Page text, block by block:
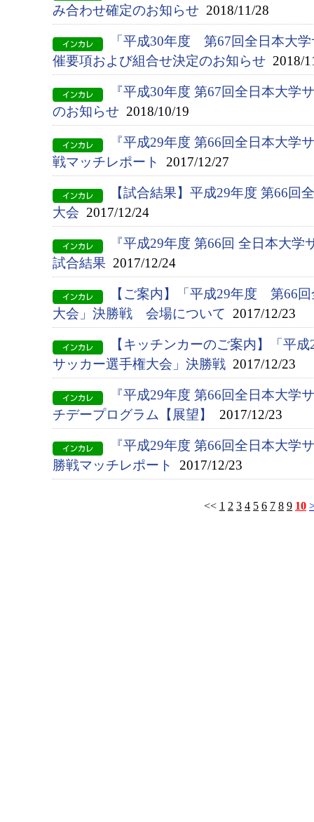
み合わせ確定のお知らせ 2018/11/28
「平成30年度 第67回全日本大
催要項および組合せ決定のお知らせ 2018/
『平成30年度 第67回全日本大学
のお知らせ 2018/10/19
『平成29年度 第66回全日本大学
戦マッチレポート
2017/12/27
【試合結果】平成29年度 第66回
大会 2017/12/24
『平成29年度 第66回 全日本大
試合結果 2017/12/24
【ご案内】「平成29年度 第66
大会」決勝戦 会場について 2017/12/23
【キッチンカーのご案内】「平
サッカー選手権大会」決勝戦 2017/12/23
『平成29年度 第66回全日本大学
チデープログラム【展望】
2017/12/23
『平成29年度 第66回全日本大学
勝戦マッチレポート
2017/12/23
<< 1 2 3 4 5 6 7 8 9 10